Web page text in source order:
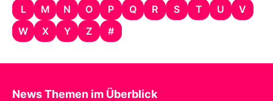
L
M N O P Q R S T U
V
W
X Y Z #
News Themen im Überblick